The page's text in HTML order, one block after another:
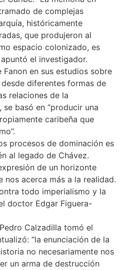
de complejas
históricamente
que produjeron al
espacio colonizado, es
el investigador.
en sus estudios sobre
diferentes formas de
relaciones de la
basó en “producir una
caribeña que
procesos de dominación es
al legado de Chávez.
de un horizonte
nos acerca más a la realidad.
todo imperialismo y la
doctor Edgar Figuera-
Calzadilla tomó el
“la enunciación de la
no necesariamente nos
un arma de destrucción